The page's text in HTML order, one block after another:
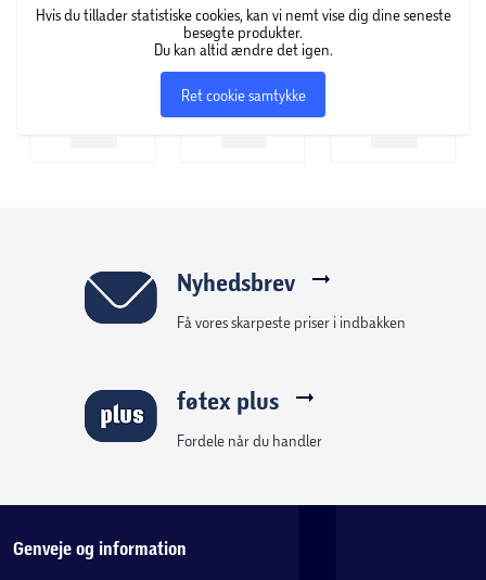
Hvis du tillader statistiske cookies, kan vi nemt vise dig dine seneste
besøgte produkter.
Du kan altid ændre det igen.
Ret cookie samtykke
Nyhedsbrev
Få vores skarpeste priser i indbakken
føtex plus
Fordele når du handler
Genveje og information